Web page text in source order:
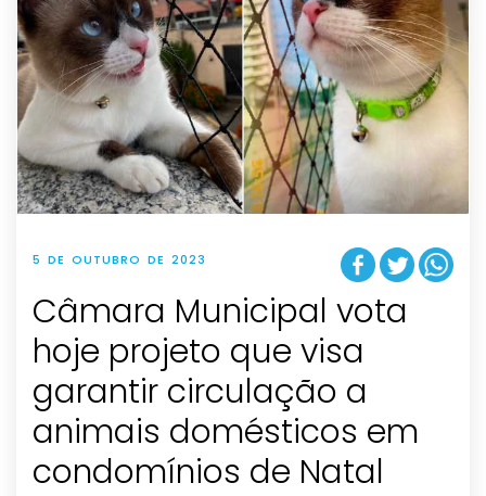
5 DE OUTUBRO DE 2023
Câmara Municipal vota
hoje projeto que visa
garantir circulação a
animais domésticos em
condomínios de Natal